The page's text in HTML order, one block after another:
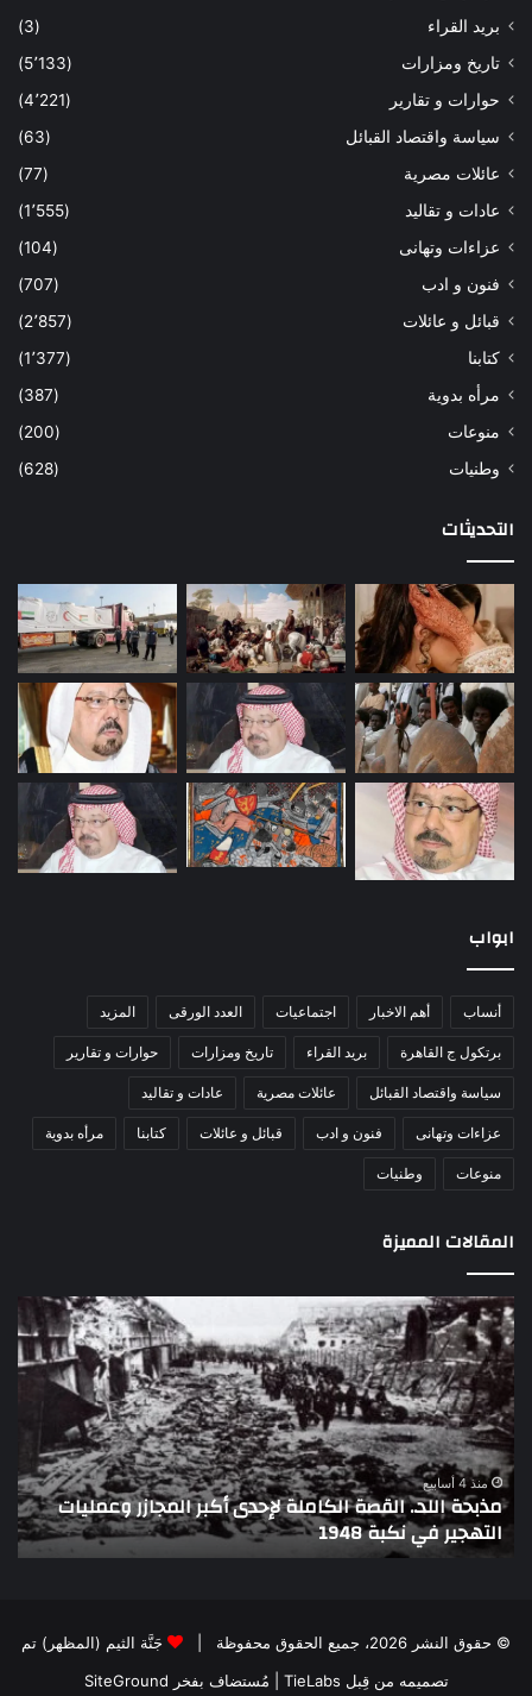
بريد القراء
(3)
تاريخ ومزارات
(5٬133)
حوارات و تقارير
(4٬221)
سياسة واقتصاد القبائل
(63)
عائلات مصرية
(77)
عادات و تقاليد
(1٬555)
عزاءات وتهانى
(104)
فنون و ادب
(707)
قبائل و عائلات
(2٬857)
كتابنا
(1٬377)
مرأه بدوية
(387)
منوعات
(200)
وطنيات
(628)
التحديثات
ابواب
أنساب أهم الاخبار اجتماعيات العدد الورقى المزيد
برتكول ج القاهرة بريد القراء تاريخ ومزارات حوارات و تقارير
سياسة واقتصاد القبائل عائلات مصرية عادات و تقاليد
عزاءات وتهانى فنون و ادب قبائل و عائلات كتابنا مرأه بدوية
منوعات وطنيات
المقالات المميزة
اللواء
دكتور
راضي
عبدالمعطي
يكتب:
30
يونيو
–
3
يوليو..
تاريخ
الذاكرة
الوطنية
منذ 4 أسابيع
اللواء دكتور راضي
تاريخ لا يمحى من الذاكرة الوطنية المصرية
© حقوق النشر 2026، جميع الحقوق محفوظة |
جَنَّة الثيم (المظهر) تم
تصميمه من قِبل TieLabs
| مُستضاف بفخر SiteGround